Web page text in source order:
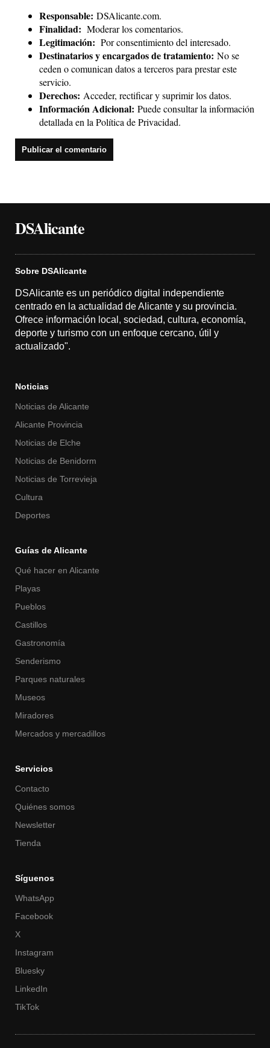
Responsable: DSAlicante.com.
Finalidad: Moderar los comentarios.
Legitimación: Por consentimiento del interesado.
Destinatarios y encargados de tratamiento: No se
ceden o comunican datos a terceros para prestar este
servicio.
Derechos: Acceder, rectificar y suprimir los datos.
Información Adicional: Puede consultar la información
detallada en la Política de Privacidad.
DSAlicante
Sobre DSAlicante
DSAlicante es un periódico digital independiente
centrado en la actualidad de Alicante y su provincia.
Ofrece información local, sociedad, cultura, economía,
deporte y turismo con un enfoque cercano, útil y
actualizado".
Noticias
Noticias de Alicante
Alicante Provincia
Noticias de Elche
Noticias de Benidorm
Noticias de Torrevieja
Cultura
Deportes
Guías de Alicante
Qué hacer en Alicante
Playas
Pueblos
Castillos
Gastronomía
Senderismo
Parques naturales
Museos
Miradores
Mercados y mercadillos
Servicios
Contacto
Quiénes somos
Newsletter
Tienda
Síguenos
WhatsApp
Facebook
X
Instagram
Bluesky
LinkedIn
TikTok